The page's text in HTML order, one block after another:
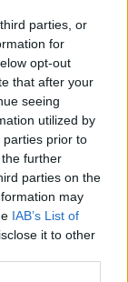
parties, or
for
opt-out
that after your
seeing
utilized by
parties prior to
further
parties on the
may
IAB’s List of
it to other